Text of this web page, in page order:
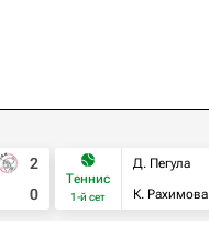
2
0
Теннис
1-й сет
Д. Пегула
К. Рахимова